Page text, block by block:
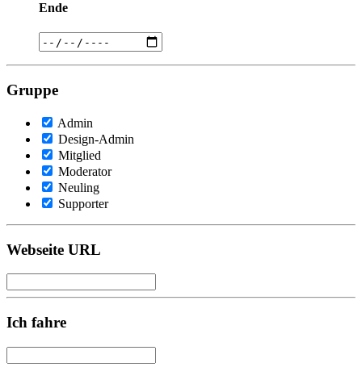
Ende
Gruppe
Admin
Design-Admin
Mitglied
Moderator
Neuling
Supporter
Webseite URL
Ich fahre